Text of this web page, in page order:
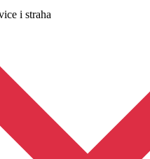
i straha